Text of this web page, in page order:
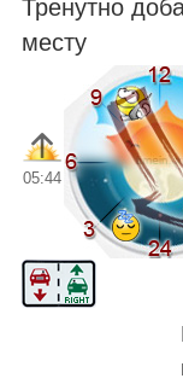
Тренутно
месту
05:44